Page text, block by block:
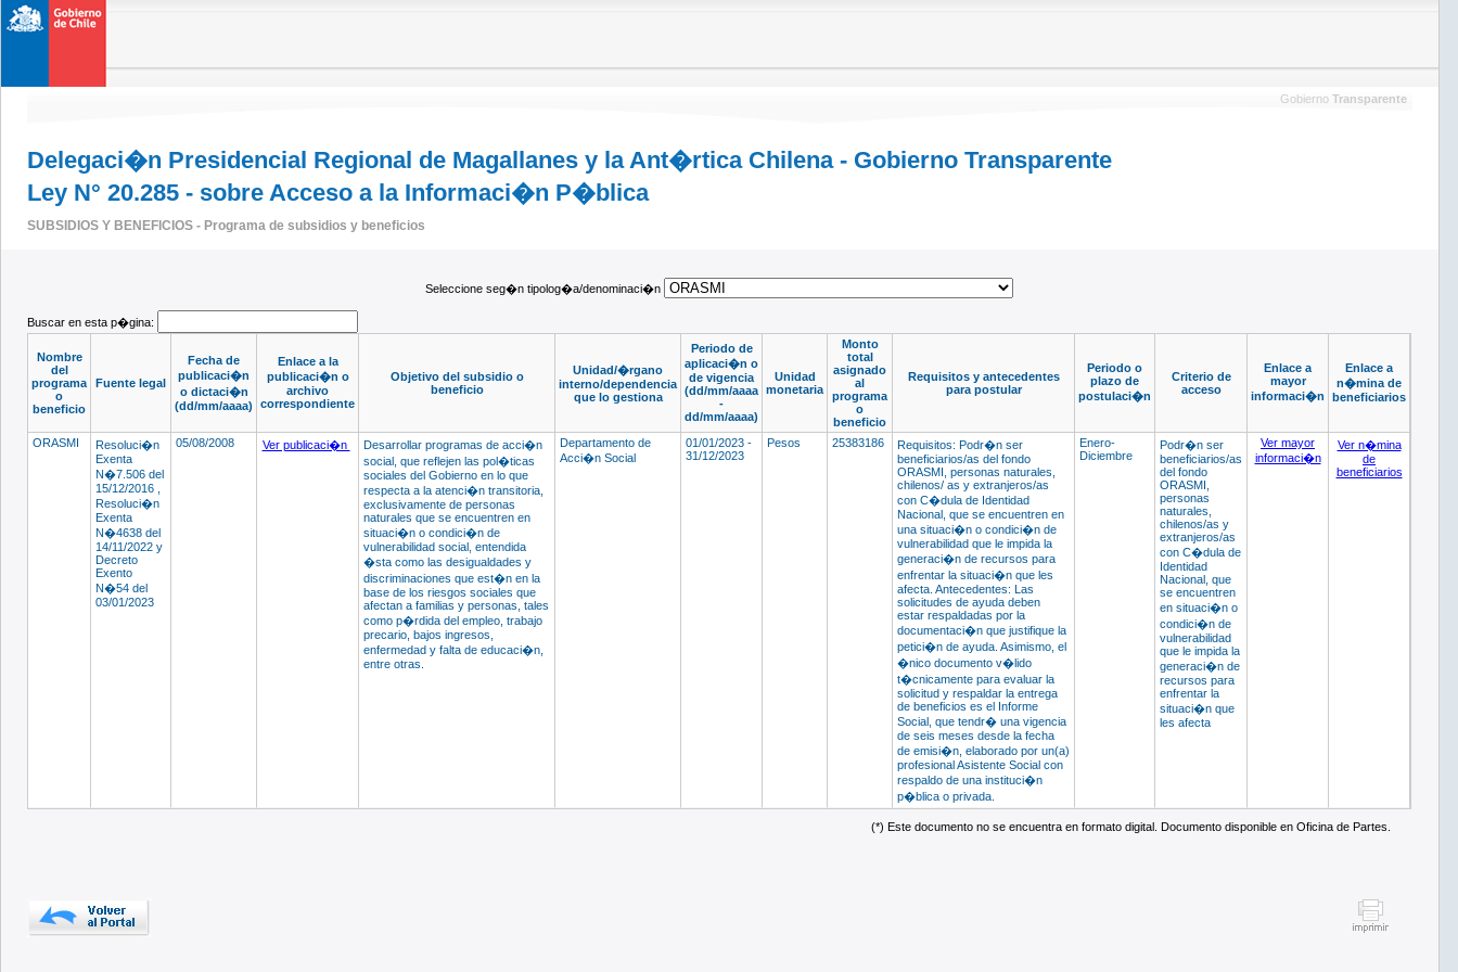
Gobierno Transparente
Delegaci�n Presidencial Regional de Magallanes y la Ant�rtica Chilena - Gobierno Transparente
Ley N° 20.285 - sobre Acceso a la Informaci�n P�blica
SUBSIDIOS Y BENEFICIOS - Programa de subsidios y beneficios
Seleccione seg�n tipolog�a/denominaci�n
Buscar en esta p�gina:
Nombre
del
programa
o
beneficio
Fuente legal
Fecha de
publicaci�n
o dictaci�n
(dd/mm/aaaa)
Enlace a la
publicaci�n o
archivo
correspondiente
Objetivo del subsidio o
beneficio
Unidad/�rgano
interno/dependencia
que lo gestiona
Periodo de
aplicaci�n o
de vigencia
(dd/mm/aaaa
-
dd/mm/aaaa)
Unidad
monetaria
Monto
total
asignado
al
programa
o
beneficio
Requisitos y antecedentes
para postular
Periodo o
plazo de
postulaci�n
Criterio de
acceso
Enlace a
mayor
informaci�n
Enlace a
n�mina de
beneficiarios
ORASMI
Resoluci�n
Exenta
N�7.506 del
15/12/2016 ,
Resoluci�n
Exenta
N�4638 del
14/11/2022 y
Decreto
Exento
N�54 del
03/01/2023
05/08/2008 Ver publicaci�n
Desarrollar programas de acci�n
social, que reflejen las pol�ticas
sociales del Gobierno en lo que
respecta a la atenci�n transitoria,
exclusivamente de personas
naturales que se encuentren en
situaci�n o condici�n de
vulnerabilidad social, entendida
�sta como las desigualdades y
discriminaciones que est�n en la
base de los riesgos sociales que
afectan a familias y personas, tales
como p�rdida del empleo, trabajo
precario, bajos ingresos,
enfermedad y falta de educaci�n,
entre otras.
Departamento de
Acci�n Social
01/01/2023 -
31/12/2023
Pesos 25383186
Requisitos: Podr�n ser
beneficiarios/as del fondo
ORASMI, personas naturales,
chilenos/ as y extranjeros/as
con C�dula de Identidad
Nacional, que se encuentren en
una situaci�n o condici�n de
vulnerabilidad que le impida la
generaci�n de recursos para
enfrentar la situaci�n que les
afecta. Antecedentes: Las
solicitudes de ayuda deben
estar respaldadas por la
documentaci�n que justifique la
petici�n de ayuda. Asimismo, el
�nico documento v�lido
t�cnicamente para evaluar la
solicitud y respaldar la entrega
de beneficios es el Informe
Social, que tendr� una vigencia
de seis meses desde la fecha
de emisi�n, elaborado por un(a)
profesional Asistente Social con
respaldo de una instituci�n
p�blica o privada.
Enero-
Diciembre
Podr�n ser
beneficiarios/as
del fondo
ORASMI,
personas
naturales,
chilenos/as y
extranjeros/as
con C�dula de
Identidad
Nacional, que
se encuentren
en situaci�n o
condici�n de
vulnerabilidad
que le impida la
generaci�n de
recursos para
enfrentar la
situaci�n que
les afecta
Ver mayor
informaci�n
Ver n�mina
de
beneficiarios
(*) Este documento no se encuentra en formato digital. Documento disponible en Oficina de Partes.